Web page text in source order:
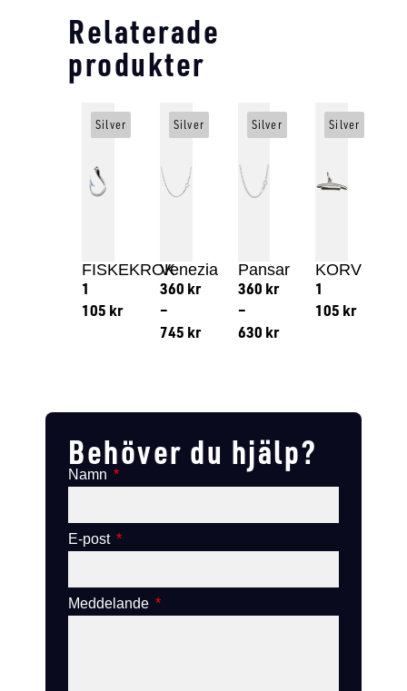
Relaterade
produkter
FISKEKROK
1
105 kr
Silver
Venezia
360 kr
–
745 kr
Silver
Pansar
360 kr
–
630 kr
Silver
KORV
1
105 kr
Silver
Behöver du hjälp?
Namn
E-post
Meddelande